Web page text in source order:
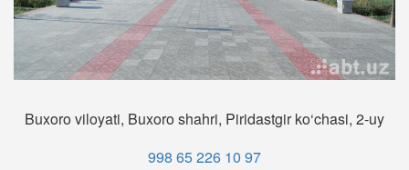
Buxoro viloyati, Buxoro shahri, Piridastgir ko‘chasi, 2-uy
998 65 226 10 97